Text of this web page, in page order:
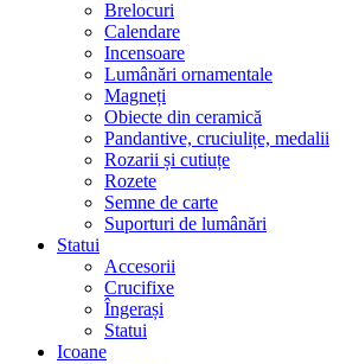
Brelocuri
Calendare
Incensoare
Lumânări ornamentale
Magneți
Obiecte din ceramică
Pandantive, cruciulițe, medalii
Rozarii și cutiuțe
Rozete
Semne de carte
Suporturi de lumânări
Statui
Accesorii
Crucifixe
Îngerași
Statui
Icoane